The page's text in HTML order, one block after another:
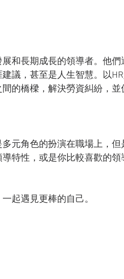
和長期成長的領導者。他們
議，甚至是人生智慧。以
的橋樑，解決勞資糾紛，並
元角色的扮演在職場上，但
特性，或是你比較喜歡的領
起遇見更棒的自己。